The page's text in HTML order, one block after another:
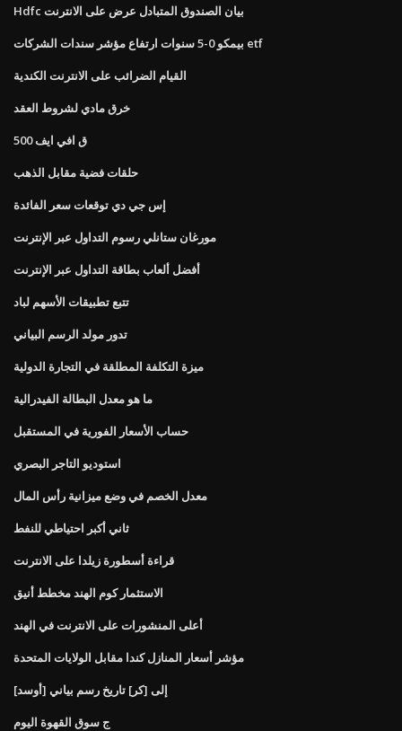
Hdfc بيان الصندوق المتبادل عرض على الانترنت
بيمكو 0-5 سنوات ارتفاع مؤشر سندات الشركات etf
القيام الضرائب على الانترنت الكندية
خرق مادي لشروط العقد
500 ق افي ايف
حلقات فضية مقابل الذهب
إس جي دي توقعات سعر الفائدة
مورغان ستانلي رسوم التداول عبر الإنترنت
أفضل ألعاب بطاقة التداول عبر الإنترنت
تتبع تطبيقات الأسهم لباد
تدور مولد الرسم البياني
ميزة التكلفة المطلقة في التجارة الدولية
ما هو معدل البطالة الفيدرالية
حساب الأسعار الفورية في المستقبل
استوديو التاجر البصري
معدل الخصم في وضع ميزانية رأس المال
ثاني أكبر احتياطي للنفط
قراءة أسطورة زيلدا على الانترنت
الاستثمار كوم الهند مخطط أنيق
أعلى المنشورات على الانترنت في الهند
مؤشر أسعار المنازل كندا مقابل الولايات المتحدة
[أوسد] إلى [كر] تاريخ رسم بياني
ج سوق القهوة اليوم